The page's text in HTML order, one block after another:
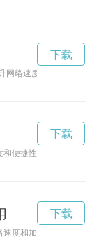
网络速度，让您畅享更
下载
便捷性的需求越来越
下载
度和加快访问速度的
下载